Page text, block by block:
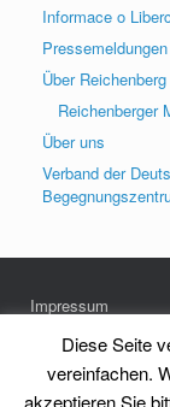
Informace o
Pressemeldungen
Über Reichenberg
Reichenberger
Über uns
Verband der
Impressum
Datenschutz
Diese Seite
vereinfachen.
akzeptieren Sie